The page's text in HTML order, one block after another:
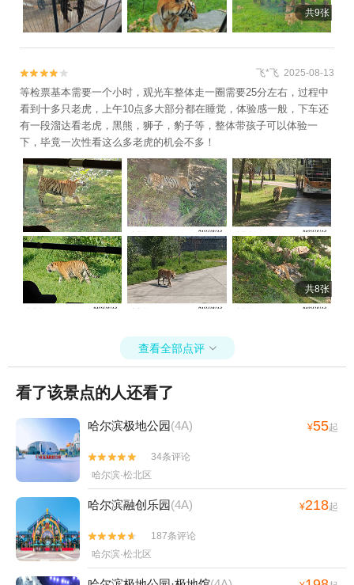
共9张

 飞*飞 2025-08-13
等检票基本需要一个小时，观光车整体走一圈需要25分左右，过程中
看到十多只老虎，上午10点多大部分都在睡觉，体验感一般，下车还
有一段溜达看老虎，黑熊，狮子，豹子等，整体带孩子可以体验一
下，毕竟一次性看这么多老虎的机会不多！
共8张
查看全部点评 
看了该景点的人还看了
哈尔滨极地公园(4A) ¥55起


34条评论
哈尔滨·松北区
哈尔滨融创乐园(4A) ¥218起


187条评论
哈尔滨·松北区